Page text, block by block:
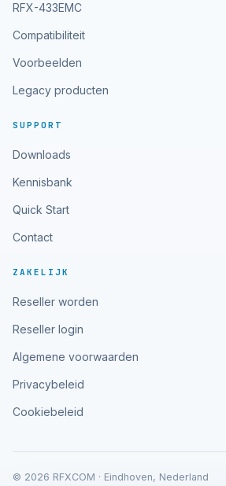
RFX-433EMC
Compatibiliteit
Voorbeelden
Legacy producten
SUPPORT
Downloads
Kennisbank
Quick Start
Contact
ZAKELIJK
Reseller worden
Reseller login
Algemene voorwaarden
Privacybeleid
Cookiebeleid
© 2026 RFXCOM · Eindhoven, Nederland